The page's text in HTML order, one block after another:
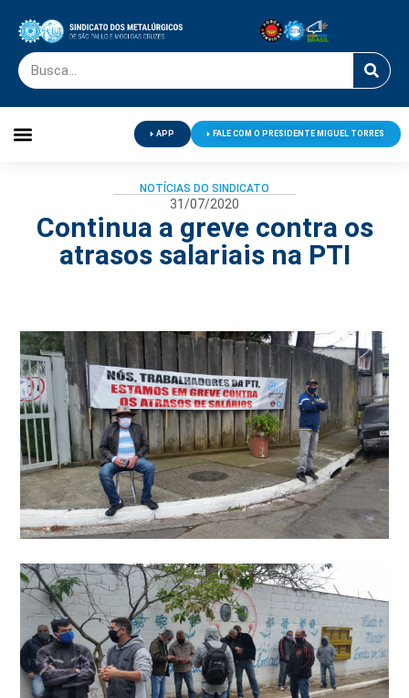
APP FALE COM O PRESIDENTE MIGUEL TORRES
NOTÍCIAS DO SINDICATO
31/07/2020
Continua a greve contra os
atrasos salariais na PTI